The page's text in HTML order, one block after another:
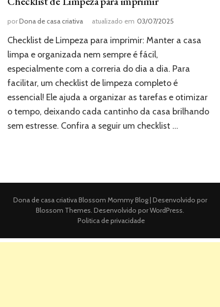
porDona de casa criativa atualizado em 03/07/2025
Checklist de Limpeza para imprimir: Manter a casa
limpa e organizada nem sempre é fácil,
especialmente com a correria do dia a dia. Para
facilitar, um checklist de limpeza completo é
essencial! Ele ajuda a organizar as tarefas e otimizar
o tempo, deixando cada cantinho da casa brilhando
sem estresse. Confira a seguir um checklist …
Dona de casa criativaBlossom Mommy Blog | Desenvolvido por
Blossom Themes. Desenvolvido porWordPress.
Politica de privacidade